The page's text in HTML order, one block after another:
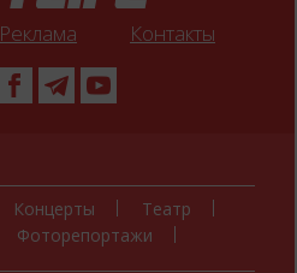
Реклама Контакты
Концерты
Театр
Фоторепортажи